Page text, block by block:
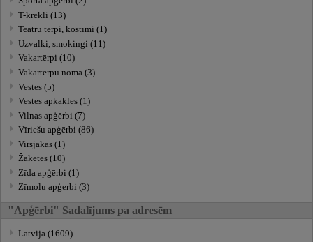
T-krekli (13)
Teātru tērpi, kostīmi (1)
Uzvalki, smokingi (11)
Vakartērpi (10)
Vakartērpu noma (3)
Vestes (5)
Vestes apkakles (1)
Vilnas apģērbi (7)
Vīriešu apģērbi (86)
Virsjakas (1)
Žaketes (10)
Zīda apģērbi (1)
Zīmolu apģerbi (3)
"Apģērbi" Sadalījums pa adresēm
Latvija (1609)